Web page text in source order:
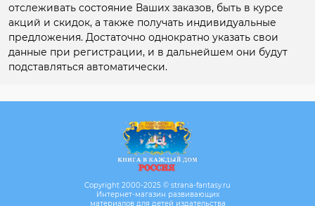
отслеживать состояние Ваших заказов, быть в курсе
акций и скидок, а также получать индивидуальные
предложения. Достаточно однократно указать свои
данные при регистрации, и в дальнейшем они будут
подставляться автоматически.
Copyright 2000-2025 © strana-fantasy.ru
Интернет-магазин развивающих
материалов для детей издательства